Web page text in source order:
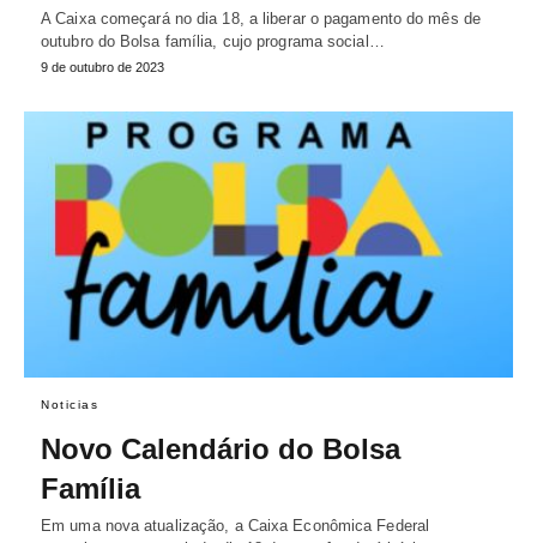
A Caixa começará no dia 18, a liberar o pagamento do mês de
outubro do Bolsa família, cujo programa social…
9 de outubro de 2023
Noticias
Novo Calendário do Bolsa
Família
Em uma nova atualização, a Caixa Econômica Federal